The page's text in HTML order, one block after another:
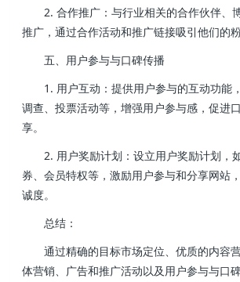
2. 合作推广：与行业相关的合作伙伴、
推广，通过合作活动和推广链接吸引他们的粉
五、用户参与与口碑传播
1. 用户互动：提供用户参与的互动功能
调查、投票活动等，增强用户参与感，促进
享。
2. 用户奖励计划：设立用户奖励计划，
券、会员特权等，激励用户参与和分享网站
诚度。
总结：
通过精确的目标市场定位、优质的内容
体营销、广告和推广活动以及用户参与与口